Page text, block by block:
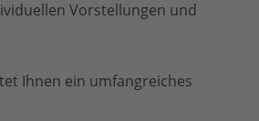
Vorstellungen und
Ihnen ein umfangreiches